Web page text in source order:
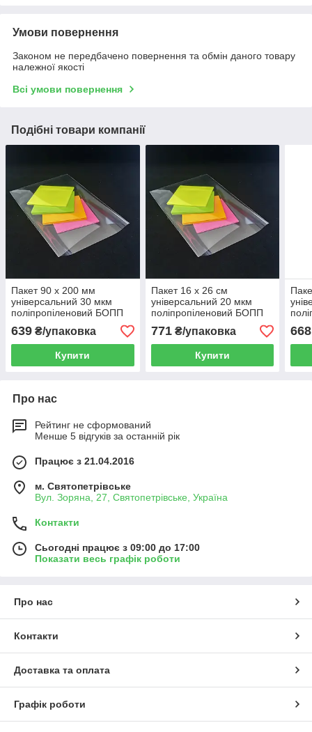
Умови повернення
Законом не передбачено повернення та обмін даного товару
належної якості
Всі умови повернення
Подібні товари компанії
Пакет 90 x 200 мм
універсальний 30 мкм
поліпропіленовий БОПП
1000 шт
639 ₴/упаковка
Купити
Пакет 16 x 26 см
універсальний 20 мкм
поліпропіленовий БОПП
1000 шт
771₴/упаковка
Купити
668
Про нас
Рейтинг не сформований
Менше 5 відгуків за останній рік
Працює з 21.04.2016
м. Святопетрівське
Вул. Зоряна, 27, Святопетрівське, Україна
Контакти
Сьогодні працює з 09:00 до 17:00
Показати весь графік роботи
Про нас
Контакти
Доставка та оплата
Графік роботи